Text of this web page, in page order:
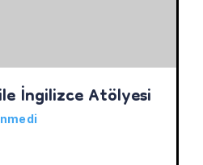
İngilizce Atölyesi